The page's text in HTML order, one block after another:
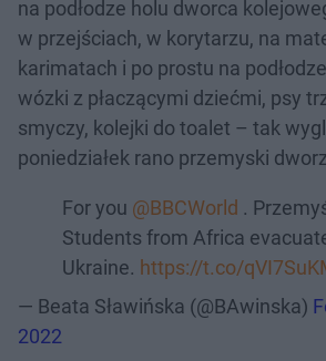
na podłodze holu dworca
w przejściach, w korytarzu, na
karimatach i po prostu na
wózki z płaczącymi dziećmi, psy
smyczy, kolejki do toalet – tak
poniedziałek rano przemyski
For you @BBCWorld .
Students from Africa
Ukraine. https://t.co/
— Beata Sławińska (@BAwinska)
2022